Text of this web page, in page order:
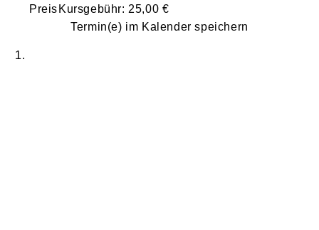
Preis Kursgebühr: 25,00 €
Termin(e) im Kalender speichern